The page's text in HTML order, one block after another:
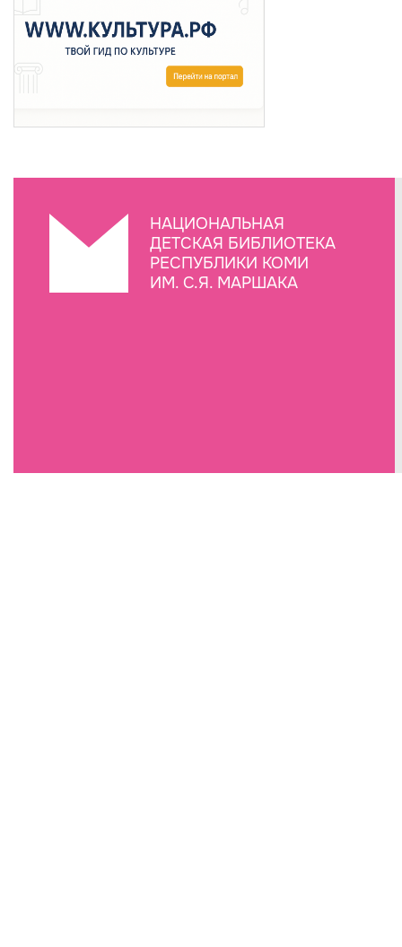
НАЦИОНАЛЬНАЯ
ДЕТСКАЯ БИБЛИОТЕКА
РЕСПУБЛИКИ КОМИ
ИМ. С.Я. МАРШАКА